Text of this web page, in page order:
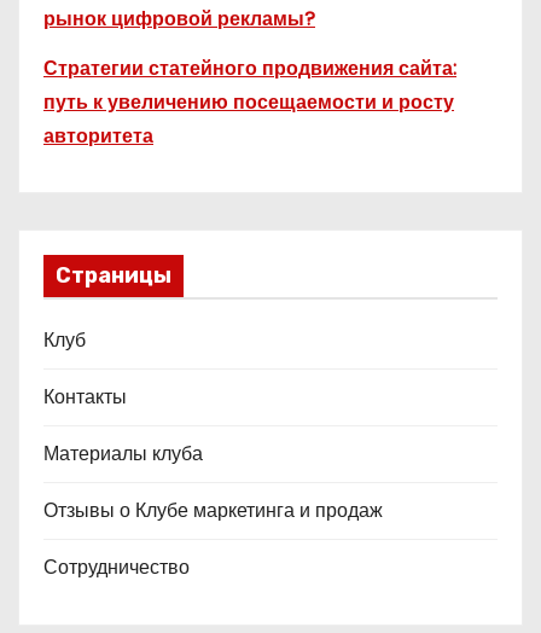
рынок цифровой рекламы?
Стратегии статейного продвижения сайта:
путь к увеличению посещаемости и росту
авторитета
Страницы
Клуб
Контакты
Материалы клуба
Отзывы о Клубе маркетинга и продаж
Сотрудничество